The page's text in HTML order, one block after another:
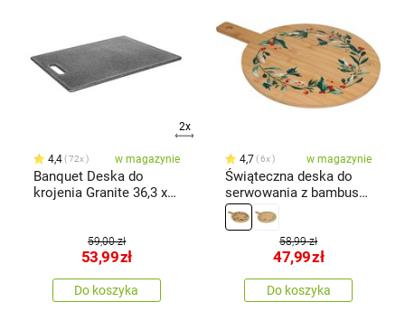
2x
4,4 72x w magazynie
Banquet Deska do
krojenia Granite 36,3 x
59,00 zł
53,99zł
Do koszyka
4,7 6x w magazynie
Świąteczna deska do
serwowania z bambusa
Wieniec I
58,99 zł
47,99zł
Do koszyka